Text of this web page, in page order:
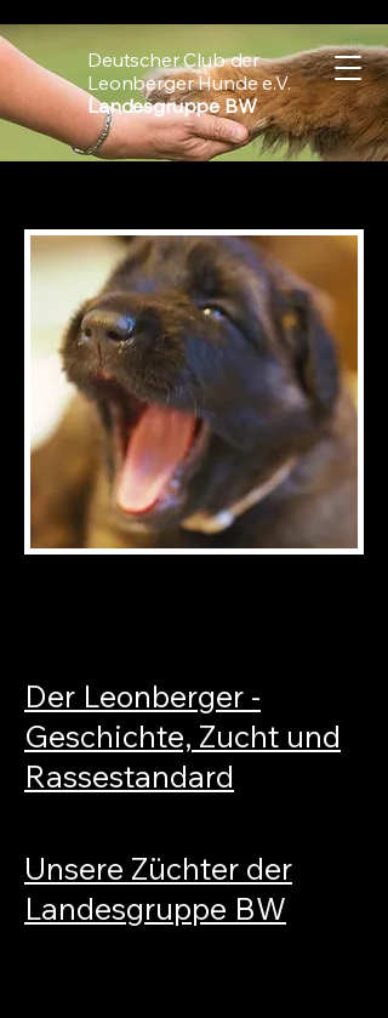
Deutscher Club der
Leonberger Hunde e.V.
Landesgruppe BW
Der Leonberger -
Geschichte, Zucht und
Rassestandard
Unsere Züchter der
Landesgruppe BW